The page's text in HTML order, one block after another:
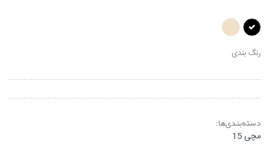
رنگ بندی
دسته‌بندی‌ها:
مچی 15